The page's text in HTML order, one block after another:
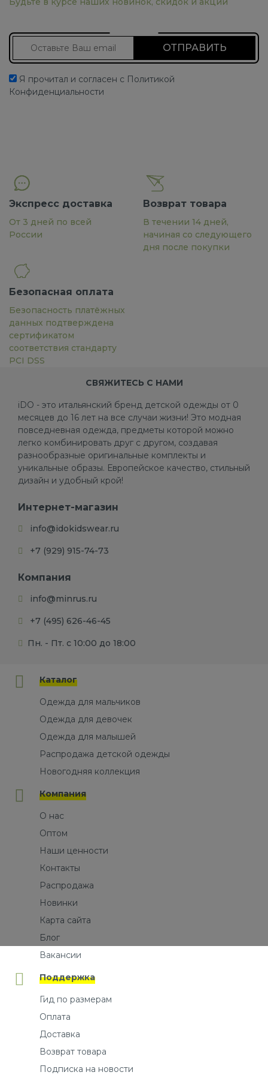
Я прочитал и согласен с Политикой
Конфиденциальности
Экспресс доставка
От 3 дней по всей
России
Возврат товара
В течении 14 дней,
начиная со следующего
дня после покупки
Безопасная оплата
Безопасность платёжных
данных подтверждена
сертификатом
соответствия стандарту
PCI DSS
СВЯЖИТЕСЬ С НАМИ
iDO - это итальянский бренд детской одежды от 0
месяцев до 16 лет на все случаи жизни! Это модная
повседневная одежда, предметы которой можно
легко комбинировать друг с другом, создавая
разнообразные оригинальные комплекты и
уникальные образы. Европейское качество, стильный
дизайн и удобный крой!
Интернет-магазин
info@idokidswear.ru
+7 (929) 915-74-73
Компания
info@minrus.ru
+7 (495) 626-46-45
Пн. - Пт. с 10:00 до 18:00
Каталог
Одежда для мальчиков
Одежда для девочек
Одежда для малышей
Распродажа детской одежды
Новогодняя коллекция
Компания
О нас
Оптом
Наши ценности
Контакты
Распродажа
Новинки
Карта сайта
Блог
Вакансии
Поддержка
Гид по размерам
Оплата
Доставка
Возврат товара
Подписка на новости